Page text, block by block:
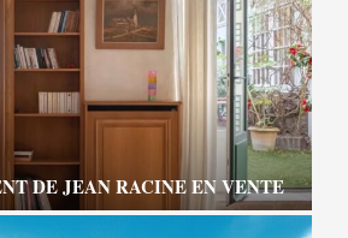
DE JEAN RACINE EN VENTE